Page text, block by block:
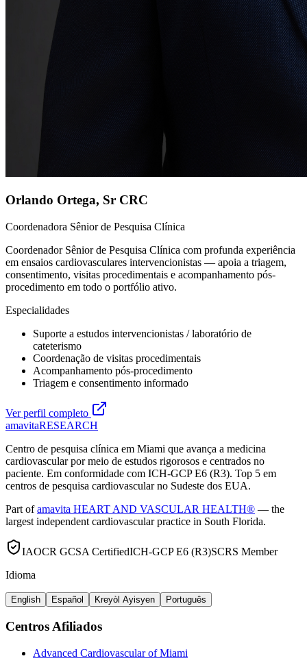
Orlando Ortega, Sr CRC
Coordenadora Sênior de Pesquisa Clínica
Coordenador Sênior de Pesquisa Clínica com profunda experiência
em ensaios cardiovasculares intervencionistas — apoia a triagem,
consentimento, visitas procedimentais e acompanhamento pós-
procedimento em todo o portfólio ativo.
Especialidades
Suporte a estudos intervencionistas / laboratório de
cateterismo
Coordenação de visitas procedimentais
Acompanhamento pós-procedimento
Triagem e consentimento informado
Ver perfil completo
amavitaRESEARCH
Centro de pesquisa clínica em Miami que avança a medicina
cardiovascular por meio de estudos rigorosos e centrados no
paciente. Em conformidade com ICH-GCP E6 (R3). Top 5 em
centros de pesquisa cardiovascular no Sudeste dos EUA.
Part of amavita HEART AND VASCULAR HEALTH® — the
largest independent cardiovascular practice in South Florida.
IAOCR GCSA CertifiedICH-GCP E6 (R3)SCRS Member
Idioma
English Español Kreyòl Ayisyen Português
Centros Afiliados
Advanced Cardiovascular of Miami